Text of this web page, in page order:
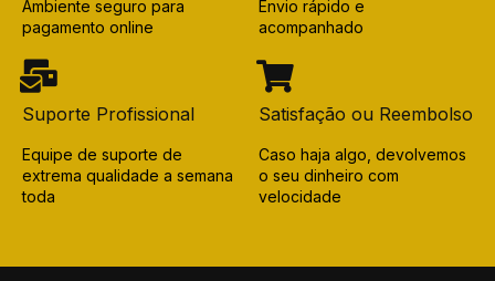
Ambiente seguro para
pagamento online
Envio rápido e
acompanhado
Suporte Profissional
Equipe de suporte de
extrema qualidade a semana
toda
Satisfação ou Reembolso
Caso haja algo, devolvemos
o seu dinheiro com
velocidade